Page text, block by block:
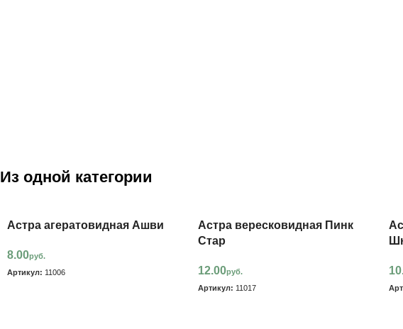
Из одной категории
Астра агератовидная Ашви
8.00руб.
Артикул: 11006
Астра вересковидная Пинк
Стар
12.00руб.
Артикул: 11017